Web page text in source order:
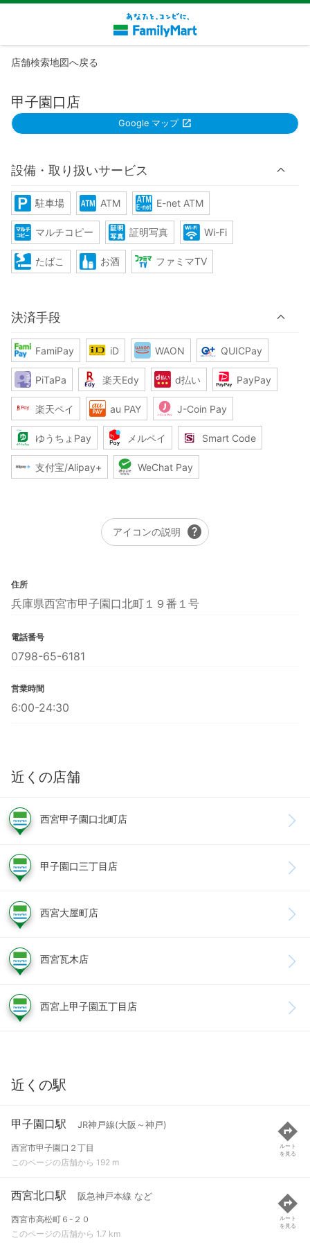
店舗検索地図へ戻る
甲子園口店
Google マップ
設備・取り扱いサービス
駐車場 ATM E-net ATM
マルチコピー 証明写真 Wi-Fi
たばこ お酒 ファミマTV
決済手段
FamiPay iD WAON QUICPay
PiTaPa 楽天Edy d払い PayPay
楽天ペイ au PAY J-Coin Pay
ゆうちょPay メルペイ Smart Code
支付宝/Alipay+ WeChat Pay
アイコンの説明 help
住所
兵庫県西宮市甲子園口北町１９番１号
電話番号
0798-65-6181
営業時間
6:00-24:30
近くの店舗
西宮甲子園口北町店
甲子園口三丁目店
西宮大屋町店
西宮瓦木店
西宮上甲子園五丁目店
近くの駅
甲子園口駅 JR神戸線(大阪～神戸)
西宮市甲子園口２丁目
このページの店舗から 192 m
ルート
を見る
西宮北口駅 阪急神戸本線 など
西宮市高松町６-２０
このページの店舗から 1.7 km
ルート
を見る